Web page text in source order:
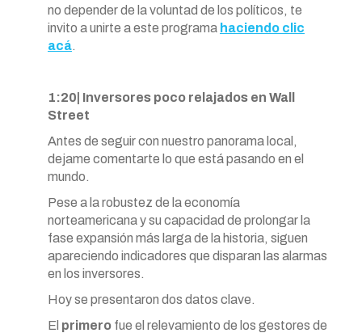
no depender de la voluntad de los políticos, te
invito a unirte a este programa haciendo clic
acá.
1:20| Inversores poco relajados en Wall
Street
Antes de seguir con nuestro panorama local,
dejame comentarte lo que está pasando en el
mundo.
Pese a la robustez de la economía
norteamericana y su capacidad de prolongar la
fase expansión más larga de la historia, siguen
apareciendo indicadores que disparan las alarmas
en los inversores.
Hoy se presentaron dos datos clave.
El primero fue el relevamiento de los gestores de